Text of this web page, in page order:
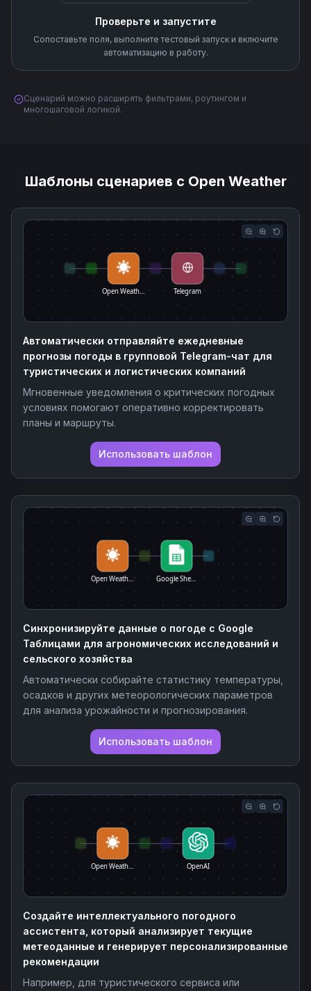
Проверьте и запустите
Сопоставьте поля, выполните тестовый запуск и включите
автоматизацию в работу.
Сценарий можно расширять фильтрами, роутингом и
многошаговой логикой.
Шаблоны сценариев с Open Weather
Open Weath… Telegram
Автоматически отправляйте ежедневные
прогнозы погоды в групповой Telegram-чат для
туристических и логистических компаний
Мгновенные уведомления о критических погодных
условиях помогают оперативно корректировать
планы и маршруты.
Использовать шаблон
Open Weath… Google She…
Синхронизируйте данные о погоде с Google
Таблицами для агрономических исследований и
сельского хозяйства
Автоматически собирайте статистику температуры,
осадков и других метеорологических параметров
для анализа урожайности и прогнозирования.
Использовать шаблон
Open Weath… OpenAI
Создайте интеллектуального погодного
ассистента, который анализирует текущие
метеоданные и генерирует персонализированные
рекомендации
Например, для туристического сервиса или